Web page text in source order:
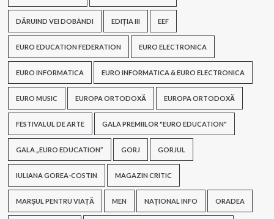
DĂRUIND VEI DOBÂNDI EDIȚIA III EEF
EURO EDUCATION FEDERATION EURO ELECTRONICA
EURO INFORMATICA EURO INFORMATICA & EURO ELECTRONICA
EURO MUSIC EUROPA ORTODOXĂ EUROPA ORTODOXĂ
FESTIVALUL DE ARTE GALA PREMIILOR "EURO EDUCATION"
GALA „EURO EDUCATION” GORJ GORJUL
IULIANA GOREA-COSTIN MAGAZIN CRITIC
MARȘUL PENTRU VIAȚĂ MEN NAȚIONAL INFO ORADEA